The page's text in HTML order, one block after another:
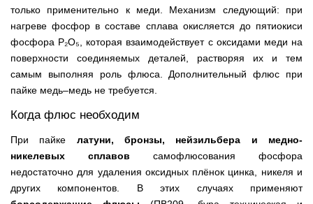
только применительно к меди. Механизм следующий: при
нагреве фосфор в составе сплава окисляется до пятиокиси
фосфора P₂O₅, которая взаимодействует с оксидами меди на
поверхности соединяемых деталей, растворяя их и тем
самым выполняя роль флюса. Дополнительный флюс при
пайке медь–медь не требуется.
Когда флюс необходим
При пайке латуни, бронзы, нейзильбера и медно-
никелевых сплавов самофлюсования фосфора
недостаточно для удаления оксидных плёнок цинка, никеля и
других компонентов. В этих случаях применяют